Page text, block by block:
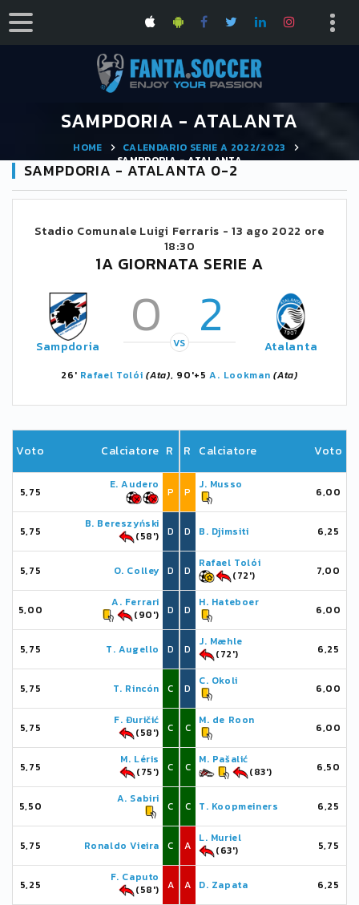
SAMPDORIA - ATALANTA
HOME
CALENDARIO SERIE A 2022/2023
SAMPDORIA - ATALANTA
SAMPDORIA - ATALANTA 0-2
Stadio Comunale Luigi Ferraris -13 ago 2022 ore
18:30
1A GIORNATA SERIE A
Sampdoria 0 2
VS Atalanta
26' Rafael Tolói (Ata), 90'+5A. Lookman (Ata)
Voto Calciatore R
5,75
E. Audero
P
5,75
B. Bereszyński
(58')
D
5,75 O. Colley D
5,00
A. Ferrari
(90')
D
5,75 T. Augello D
5,75 T. Rincón C
5,75
F. Đuričić
(58')
C
5,75
M. Léris
(75')
C
5,50
A. Sabiri
C
5,75 Ronaldo Vieira C
5,25
F. Caputo
(58')
A
R Calciatore Voto
P
J. Musso
6,00
D B. Djimsiti 6,25
D
Rafael Tolói
(72')
7,00
D
H. Hateboer
6,00
D
J. Mæhle
(72')
6,25
D
C. Okoli
6,00
C
M. de Roon
6,00
C
M. Pašalić
(83')
6,50
C T. Koopmeiners 6,25
A
L. Muriel
(63')
5,75
A D. Zapata 6,25